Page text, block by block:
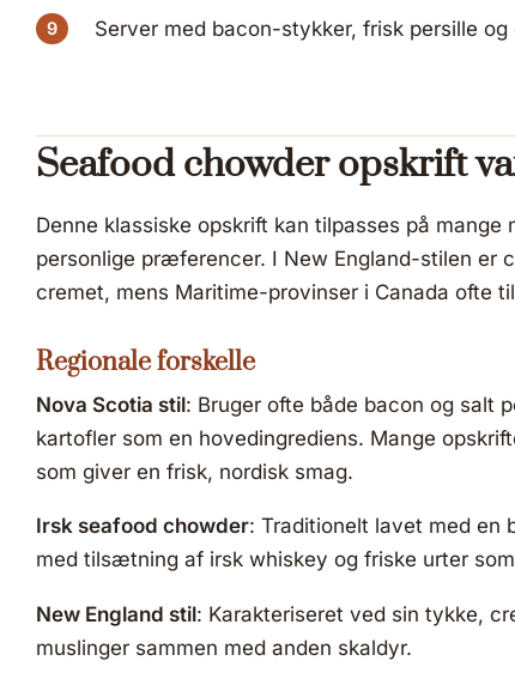
Server med bacon-stykker, frisk persille
Seafood chowder opskrift
Denne klassiske opskrift kan tilpasses på
personlige præferencer. I New England-stilen er
cremet, mens Maritime-provinser i Canada ofte
Regionale forskelle
Nova Scotia stil: Bruger ofte både bacon og salt
kartofler som en hovedingrediens. Mange
som giver en frisk, nordisk smag.
Irsk seafood chowder: Traditionelt lavet med en
med tilsætning af irsk whiskey og friske urter
New England stil: Karakteriseret ved sin tykke,
muslinger sammen med anden skaldyr.